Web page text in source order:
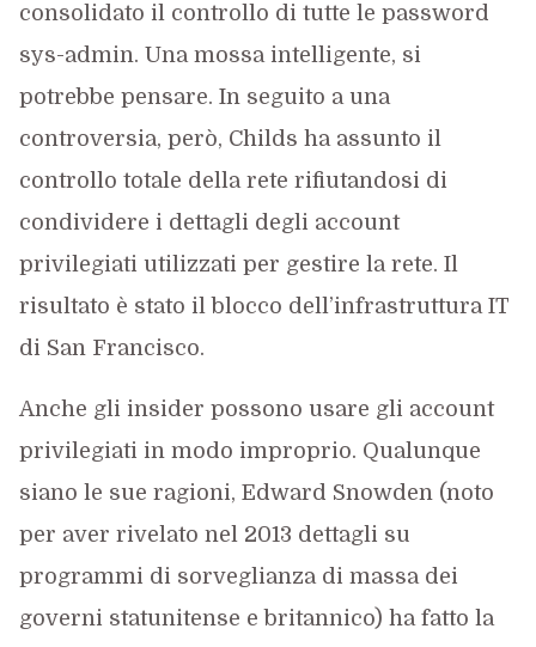
consolidato il controllo di tutte le password
sys-admin. Una mossa intelligente, si
potrebbe pensare. In seguito a una
controversia, però, Childs ha assunto il
controllo totale della rete rifiutandosi di
condividere i dettagli degli account
privilegiati utilizzati per gestire la rete. Il
risultato è stato il blocco dell’infrastruttura IT
di San Francisco.
Anche gli insider possono usare gli account
privilegiati in modo improprio. Qualunque
siano le sue ragioni, Edward Snowden (noto
per aver rivelato nel 2013 dettagli su
programmi di sorveglianza di massa dei
governi statunitense e britannico) ha fatto la